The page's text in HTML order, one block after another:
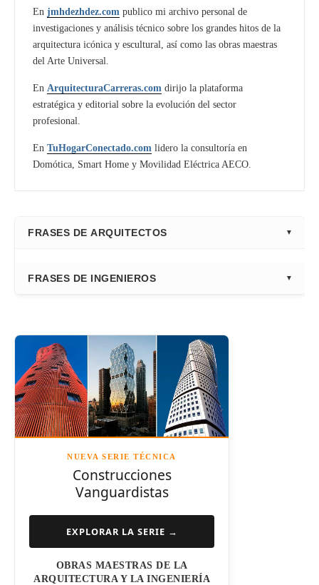
En jmhdezhdez.com publico mi archivo personal de
investigaciones y análisis técnico sobre los grandes hitos de la
arquitectura icónica y escultural, así como las obras maestras
del Arte Universal.
En ArquitecturaCarreras.com dirijo la plataforma
estratégica y editorial sobre la evolución del sector
profesional.
En TuHogarConectado.com lidero la consultoría en
Domótica, Smart Home y Movilidad Eléctrica AECO.
FRASES DE ARQUITECTOS
Adrian Smith
Richard Rogers
David Chipperfield
Kazuyo Sejima
Steven Holl
Henry N. Cobb
I.M. Pei
Luis Barragán
FRASES DE INGENIEROS
Leslie E. Robertson
Félix Cándela
NUEVA SERIE TÉCNICA
Construcciones
Vanguardistas
EXPLORAR LA SERIE →
OBRAS MAESTRAS DE LA
ARQUITECTURA Y LA INGENIERÍA